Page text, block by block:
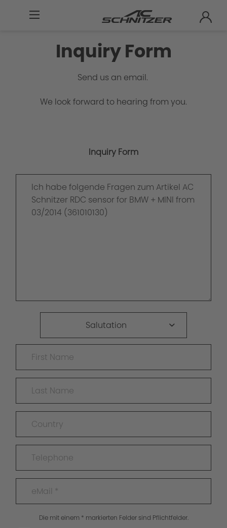
Inquiry Form
Send us an email.
We look forward to hearing from you.
Inquiry Form
Salutation
Die mit einem * markierten Felder sind Pflichtfelder.